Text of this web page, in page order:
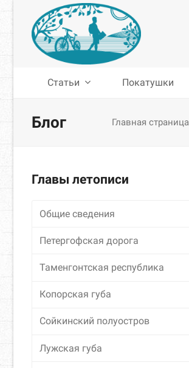
Статьи Покатушки
Блог Главная страница
Главы летописи
Общие сведения
Петергофская дорога
Таменгонтская республика
Копорская губа
Сойкинский полуостров
Лужская губа